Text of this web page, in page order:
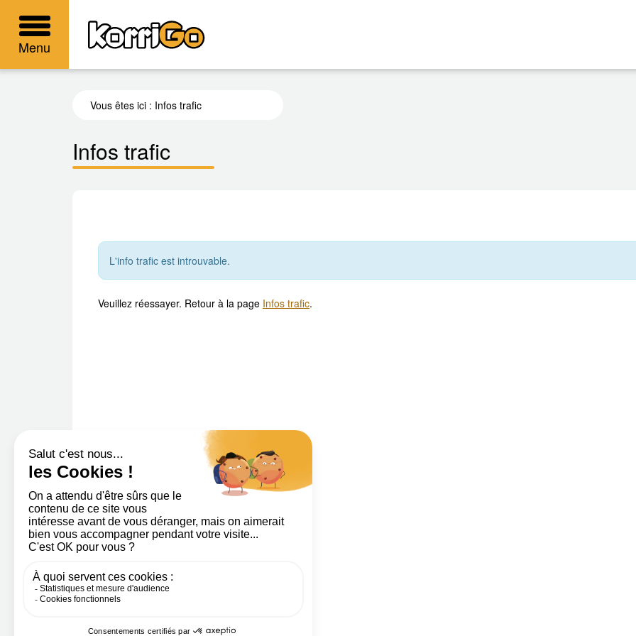
Menu
Vous êtes ici : Infos trafic
Infos trafic
L'info trafic est introuvable.
Veuillez réessayer. Retour à la page Infos trafic.